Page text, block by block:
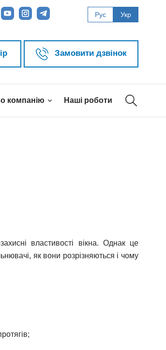
Рус Укр
Замовити дзвінок
компанію Наші роботи
властивості вікна. Однак це
як вони розрізняються і чому